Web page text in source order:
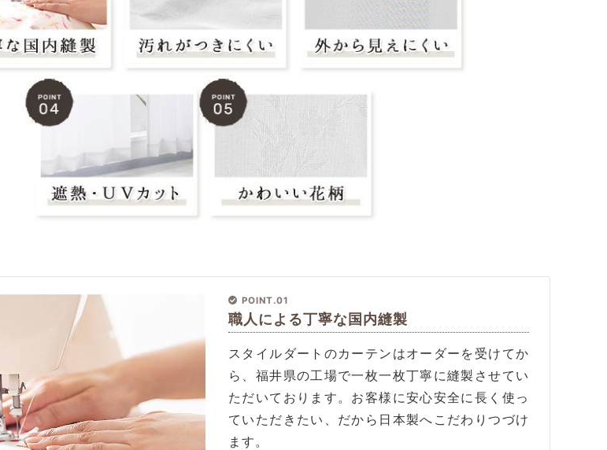
POINT.01
職人による丁寧な国内縫製
スタイルダートのカーテンはオーダーを受けてか
ら、福井県の工場で一枚一枚丁寧に縫製させてい
ただいております。お客様に安心安全に長く使っ
ていただきたい、だから日本製へこだわりつづけ
ます。